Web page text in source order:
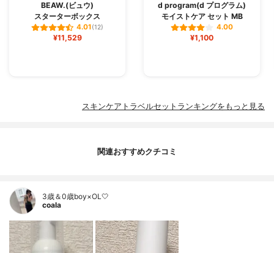
BEAW.(ビュウ)
スターターボックス
4.01(12)
¥11,529
d program(d プログラム)
モイストケア セット MB
4.00
¥1,100
スキンケアトラベルセットランキングをもっと見る
関連おすすめクチコミ
3歳＆0歳boy×OL🤍
coala